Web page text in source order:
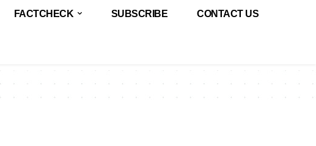
FACTCHECK SUBSCRIBE CONTACT US